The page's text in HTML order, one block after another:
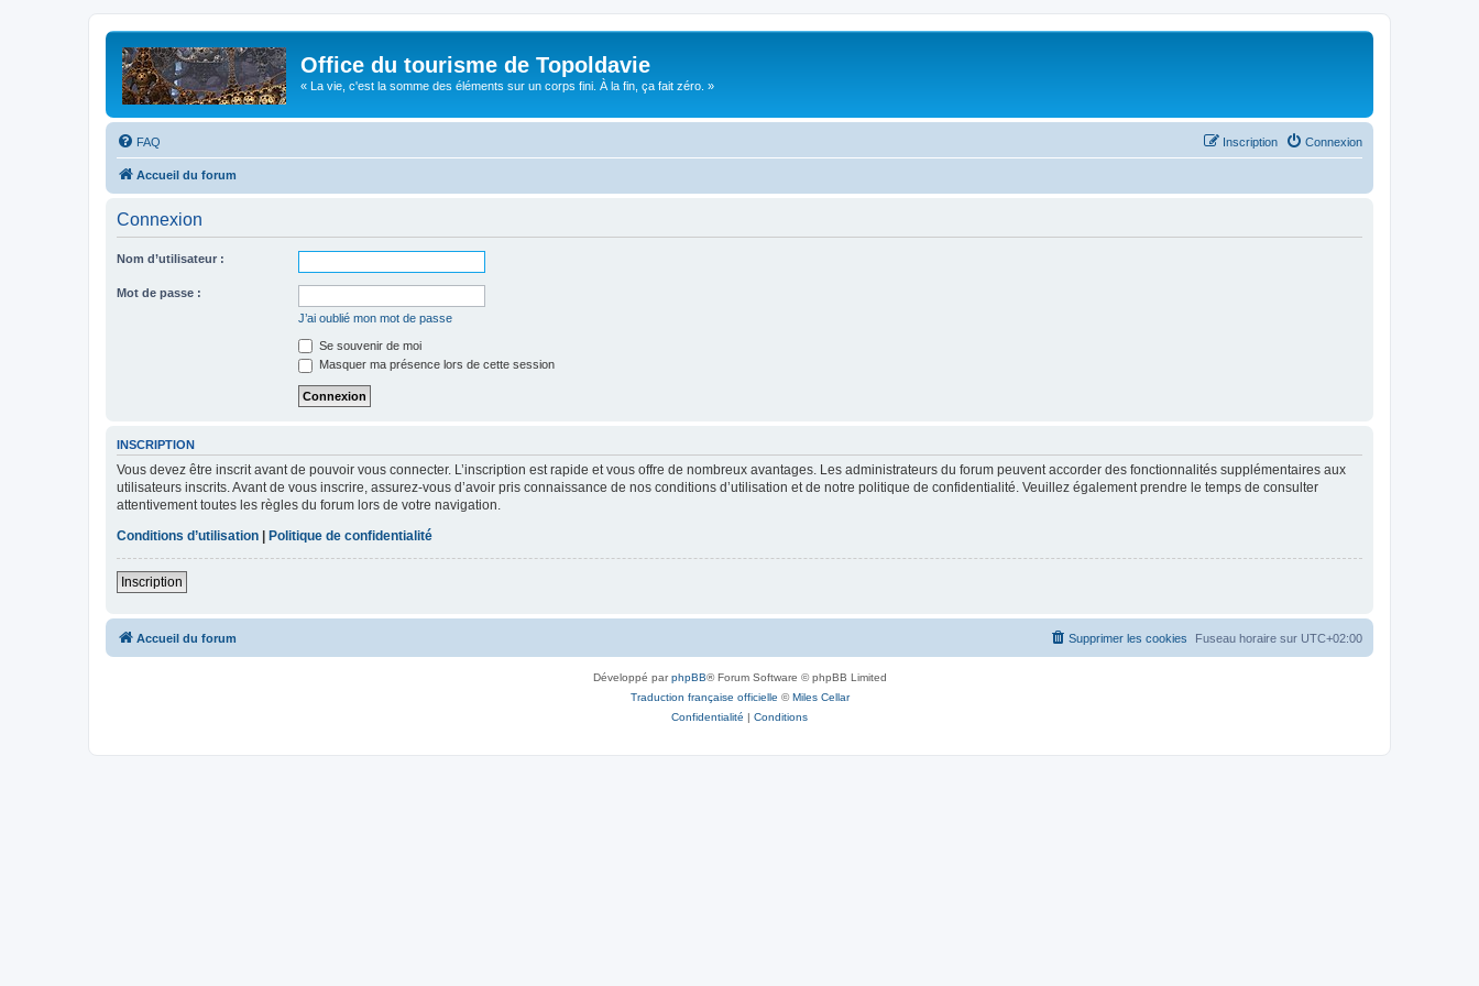
Office du tourisme de Topoldavie
« La vie, c'est la somme des éléments sur un corps fini. À la fin, ça fait zéro. »
FAQ Connexion
Inscription
Accueil du forum
Connexion
Nom d’utilisateur :
Mot de passe :
J’ai oublié mon mot de passe
Se souvenir de moi
Masquer ma présence lors de cette session
INSCRIPTION
Vous devez être inscrit avant de pouvoir vous connecter. L’inscription est rapide et vous offre de nombreux avantages. Les administrateurs du forum peuvent accorder des fonctionnalités supplémentaires aux
utilisateurs inscrits. Avant de vous inscrire, assurez-vous d’avoir pris connaissance de nos conditions d’utilisation et de notre politique de confidentialité. Veuillez également prendre le temps de consulter
attentivement toutes les règles du forum lors de votre navigation.
Conditions d’utilisation
Politique de confidentialité
Inscription
Accueil du forum Fuseau horaire sur UTC+02:00
Supprimer les cookies
Développé parphpBB® Forum Software © phpBB Limited
Traduction française officielle ©Miles Cellar
Confidentialité | Conditions